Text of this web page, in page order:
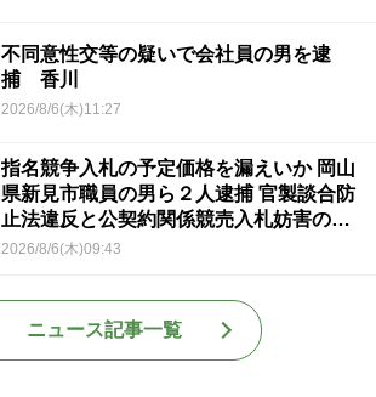
不同意性交等の疑いで会社員の男を逮
捕 香川
2026/8/6(木)11:27
指名競争入札の予定価格を漏えいか 岡山
県新見市職員の男ら２人逮捕 官製談合防
止法違反と公契約関係競売入札妨害の疑
い
2026/8/6(木)09:43
ニュース記事一覧